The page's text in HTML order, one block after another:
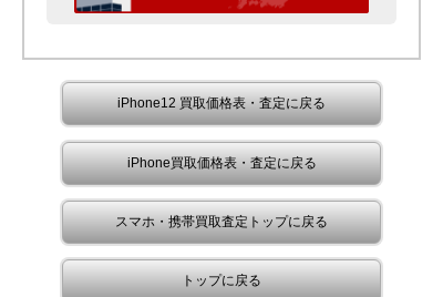
iPhone12 買取価格表・査定に戻る
iPhone買取価格表・査定に戻る
スマホ・携帯買取査定トップに戻る
トップに戻る